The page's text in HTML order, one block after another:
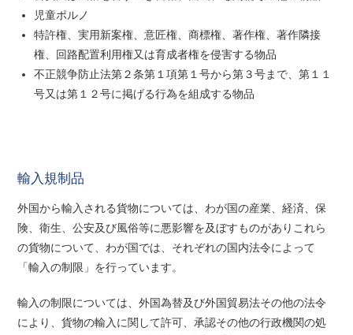
児童ポルノ
特許権、実用新案権、意匠権、商標権、著作権、著作隣接
権、回路配置利用権又は育成者権を侵害する物品
不正競争防止法第２条第１項第１号から第３号まで、第１１
号又は第１２号に掲げる行為を組成する物品
輸入規制品
外国から輸入される貨物については、わが国の産業、経済、保
険、衛生、公安及び風俗等に悪影響を及ぼすものがありこれら
の貨物について、わが国では、それぞれの国内法令によって
「輸入の制限」を行っています。
輸入の制限については、外国為替及び外国貿易法その他の法令
により、貨物の輸入に関して許可、承認その他の行政機関の処